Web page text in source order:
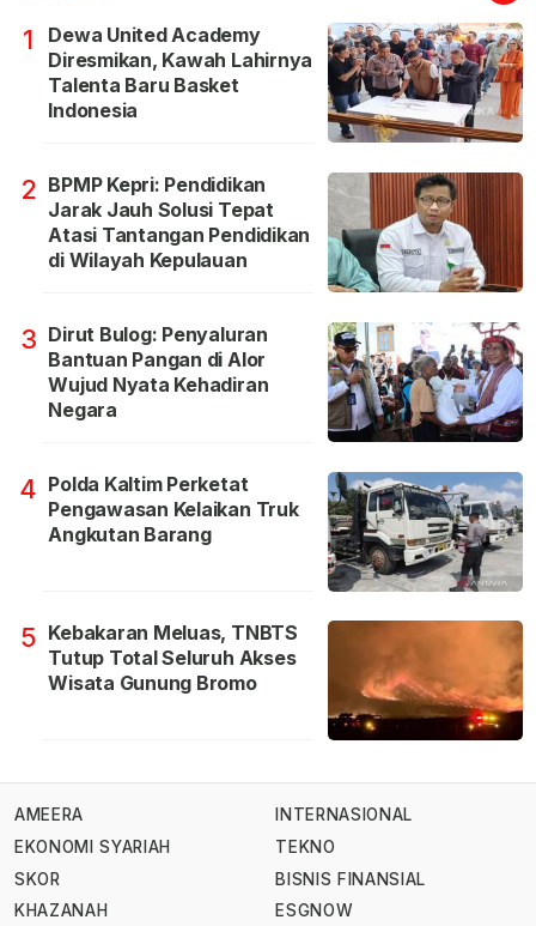
1
Dewa United Academy
Diresmikan, Kawah Lahirnya
Talenta Baru Basket
Indonesia
2 BPMP Kepri: Pendidikan
Jarak Jauh Solusi Tepat
Atasi Tantangan Pendidikan
di Wilayah Kepulauan
3 Dirut Bulog: Penyaluran
Bantuan Pangan di Alor
Wujud Nyata Kehadiran
Negara
4 Polda Kaltim Perketat
Pengawasan Kelaikan Truk
Angkutan Barang
5 Kebakaran Meluas, TNBTS
Tutup Total Seluruh Akses
Wisata Gunung Bromo
AMEERA
EKONOMI SYARIAH
SKOR
KHAZANAH
INTERNASIONAL
TEKNO
BISNIS FINANSIAL
ESGNOW